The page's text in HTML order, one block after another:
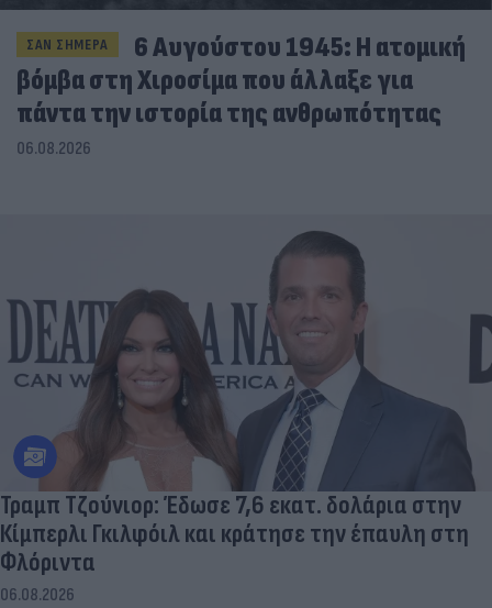
ΣΑΝ ΣΗΜΕΡΑ
6 Αυγούστου 1945: Η ατομική
βόμβα στη Χιροσίμα που άλλαξε για
πάντα την ιστορία της ανθρωπότητας
06.08.2026
Τραμπ Τζούνιορ: Έδωσε 7,6 εκατ. δολάρια στην
Κίμπερλι Γκιλφόιλ και κράτησε την έπαυλη στη
Φλόριντα
06.08.2026